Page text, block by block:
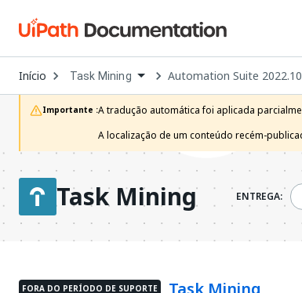
Início Open
Dropdown
to
choose
product
Task Mining Automation Suite 2022.10
Importante :A tradução automática foi aplicada
A localização de um conteúdo recém-
Task Mining ENTREGA:
FORA DO PERÍODO DE SUPORTE